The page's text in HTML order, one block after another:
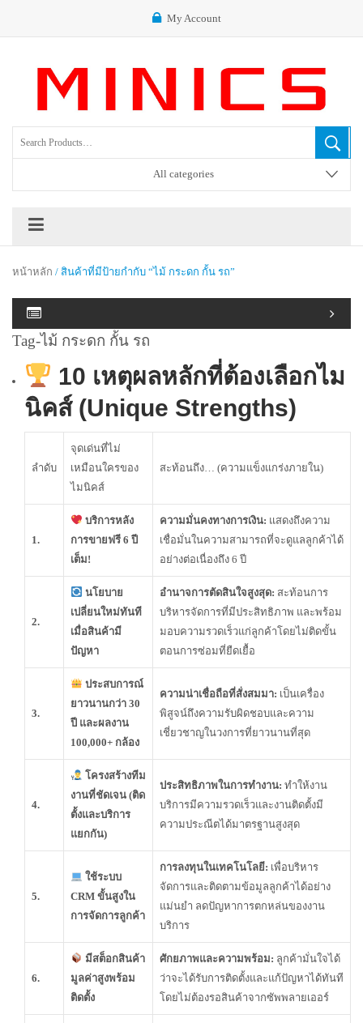
My Account
All categories
หน้าหลัก / สินค้าที่มีป้ายกำกับ “ไม้ กระดก กั้น รถ”
Tag-ไม้ กระดก กั้น รถ
10 เหตุผลหลักที่ต้องเลือกไม
นิคส์ (Unique Strengths)
ลำดับ
จุดเด่นที่ไม่
เหมือนใครของ
ไมนิคส์
สะท้อนถึง… (ความแข็งแกร่งภายใน)
1.
บริการหลัง
การขายฟรี 6 ปี
เต็ม!
ความมั่นคงทางการเงิน: แสดงถึงความ
เชื่อมั่นในความสามารถที่จะดูแลลูกค้าได้
อย่างต่อเนื่องถึง 6 ปี
2.
นโยบาย
เปลี่ยนใหม่ทันที
เมื่อสินค้ามี
ปัญหา
อำนาจการตัดสินใจสูงสุด: สะท้อนการ
บริหารจัดการที่มีประสิทธิภาพ และพร้อม
มอบความรวดเร็วแก่ลูกค้าโดยไม่ติดขั้น
ตอนการซ่อมที่ยืดเยื้อ
3.
ประสบการณ์
ยาวนานกว่า 30
ปี และผลงาน
100,000+ กล้อง
ความน่าเชื่อถือที่สั่งสมมา: เป็นเครื่อง
พิสูจน์ถึงความรับผิดชอบและความ
เชี่ยวชาญในวงการที่ยาวนานที่สุด
4.
โครงสร้างทีม
งานที่ชัดเจน (ติด
ตั้งและบริการ
แยกกัน)
ประสิทธิภาพในการทำงาน: ทำให้งาน
บริการมีความรวดเร็วและงานติดตั้งมี
ความประณีตได้มาตรฐานสูงสุด
5.
ใช้ระบบ
CRM ขั้นสูงใน
การจัดการลูกค้า
การลงทุนในเทคโนโลยี: เพื่อบริหาร
จัดการและติดตามข้อมูลลูกค้าได้อย่าง
แม่นยำ ลดปัญหาการตกหล่นของงาน
บริการ
6.
มีสต็อกสินค้า
มูลค่าสูงพร้อม
ติดตั้ง
ศักยภาพและความพร้อม: ลูกค้ามั่นใจได้
ว่าจะได้รับการติดตั้งและแก้ปัญหาได้ทันที
โดยไม่ต้องรอสินค้าจากซัพพลายเออร์